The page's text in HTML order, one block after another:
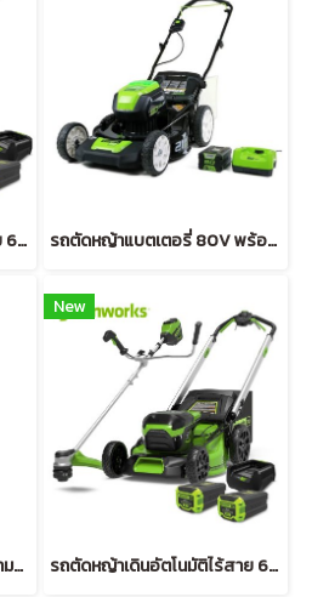
รถตัดหญ้าเดินอัตโนมัติไร้สาย 60V พร้อมแบตเตอรี่ 8 แอมป์ 2 ก้อนและแท่นชาร์จ รถตัดหญ้าแบตเตอรี่ 80V พร้อมแบตเตอรี่และแท่นชาร์จ
ใบมีดสำหรับรถตัดหญ้าเดินตามแบตเตอรี่ 40V (18")
New
รถตัดหญ้าเดินอัตโนมัติไร้สาย 60V และเครื่องตัดหญ้าสะพายแบตเตอรี่ พร้อมแบตเตอรี่ 8 แอมป์ 2 ก้อนและแท่นชาร์จ